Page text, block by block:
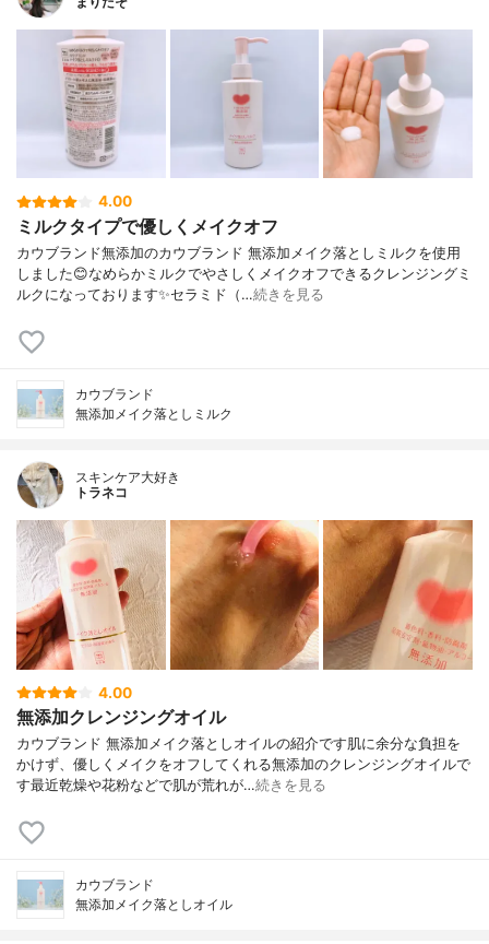
4.00
ミルクタイプで優しくメイクオフ
カウブランド無添加のカウブランド 無添加メイク落としミルクを使用
しました😊なめらかミルクでやさしくメイクオフできるクレンジングミ
ルクになっております✨セラミド（…続きを見る
カウブランド
無添加メイク落としミルク
スキンケア大好き
トラネコ
4.00
無添加クレンジングオイル
カウブランド 無添加メイク落としオイルの紹介です肌に余分な負担を
かけず、優しくメイクをオフしてくれる無添加のクレンジングオイルで
す最近乾燥や花粉などで肌が荒れが…続きを見る
カウブランド
無添加メイク落としオイル